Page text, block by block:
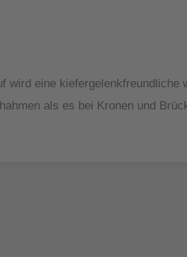
eine kiefergelenkfreundliche
als es bei Kronen und